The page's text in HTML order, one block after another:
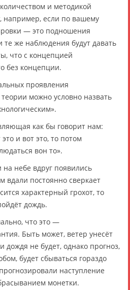
и методикой
например, если по вашему
— это подношения
те же наблюдения будут давать
что с концепцией
без концепции.
проявления
можно условно назвать
как бы говорит нам:
и вот это, то потом
вон то».
небе вдруг появились
вдали постоянно сверкает
характерный грохот, то
дождь.
что это —
Быть может, ветер унесёт
дождя не будет, однако прогноз,
будет сбываться гораздо
наступление
монетки.